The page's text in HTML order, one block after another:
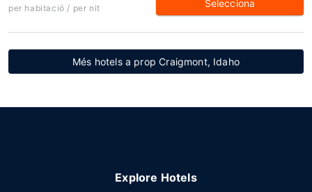
per habitació / per nit Selecciona
Més hotels a prop Craigmont, Idaho
Explore Hotels